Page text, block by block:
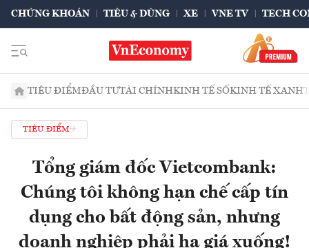
CHỨNG KHOÁN TIÊU & DÙNG XE VNE TV TECH
TIÊU ĐIỂMĐẦU TƯTÀI CHÍNHKINH TẾ SỐKINH TẾ XANH
TIÊU ĐIỂM
Tổng giám đốc Vietcombank:
Chúng tôi không hạn chế cấp tín
dụng cho bất động sản, nhưng
doanh nghiệp phải hạ giá xuống!